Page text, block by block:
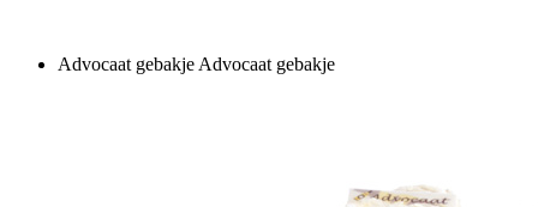
Advocaat gebakje Advocaat gebakje